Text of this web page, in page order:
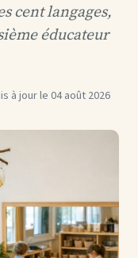
cent langages,
éducateur
à jour le 04 août 2026